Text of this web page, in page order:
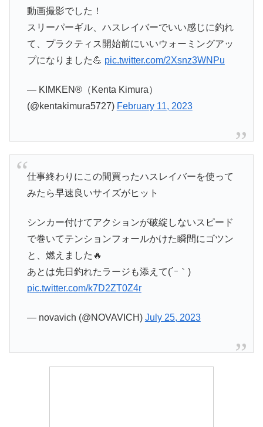
動画撮影でした！
スリーパーギル、ハスレイバーでいい感じに釣れ
て、プラクティス開始前にいいウォーミングアッ
プになりました💪 pic.twitter.com/2Xsnz3WNPu
— KIMKEN®（Kenta Kimura）
(@kentakimura5727) February 11, 2023
仕事終わりにこの間買ったハスレイバーを使って
みたら早速良いサイズがヒット
シンカー付けてアクションが破綻しないスピード
で巻いてテンションフォールかけた瞬間にゴツン
と、燃えました🔥
あとは先日釣れたラージも添えて(´ｰ｀)
pic.twitter.com/k7D2ZT0Z4r
— novavich (@NOVAVICH) July 25, 2023